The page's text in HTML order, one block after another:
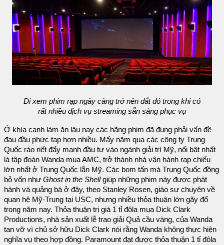
Đi xem phim rạp ngày càng trở nên đắt đỏ trong khi có
rất nhiều dịch vụ streaming sẵn sàng phục vụ
Ở khía cạnh làm ăn lâu nay các hãng phim đã đụng phải vấn đề
đau đầu phức tạp hơn nhiều. Mấy năm qua các công ty Trung
Quốc ráo riết đẩy mạnh đầu tư vào ngành giải trí Mỹ, nổi bật nhất
là tập đoàn Wanda mua AMC, trở thành nhà vận hành rạp chiếu
lớn nhất ở Trung Quốc lẫn Mỹ. Các bom tấn mà Trung Quốc đồng
bỏ vốn như Ghost in the Shellgiúp những phim này được phát
hành và quảng bá ở đây, theo Stanley Rosen, giáo sư chuyên về
quan hệ Mỹ-Trung tại USC, nhưng nhiều thỏa thuận lớn gãy đổ
trong năm nay. Thỏa thuận trị giá 1 tỉ đôla mua Dick Clark
Productions, nhà sản xuất lễ trao giải Quả cầu vàng, của Wanda
tan vỡ vì chủ sở hữu Dick Clark nói rằng Wanda không thực hiện
nghĩa vụ theo hợp đồng. Paramount đạt được thỏa thuận 1 tỉ đôla